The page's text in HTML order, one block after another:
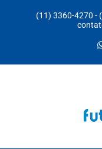
(11) 3360-4270 -